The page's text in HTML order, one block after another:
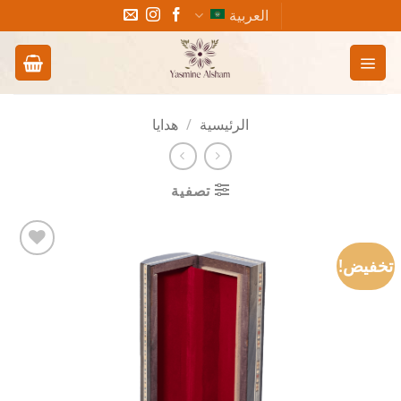
للمحتوى
العربية
الرئيسية / هدايا
تصفية
تخفيض!